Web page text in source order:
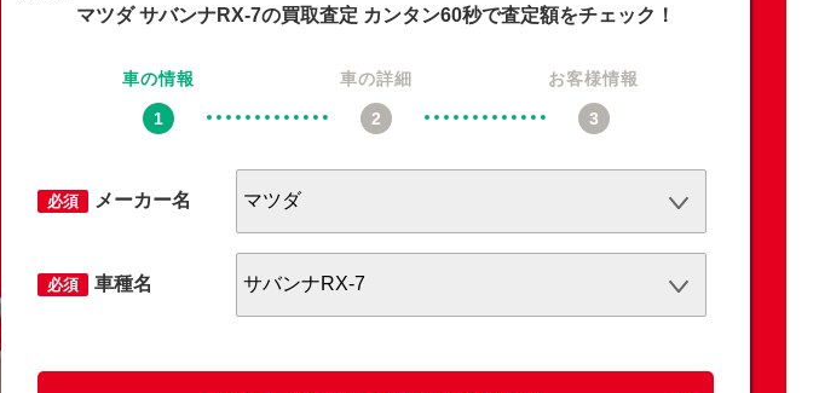
マツダ サバンナRX-7の買取査定 カンタン60秒で査定額をチェック！
車の情報 車の詳細 お客様情報
必須 メーカー名
必須 車種名